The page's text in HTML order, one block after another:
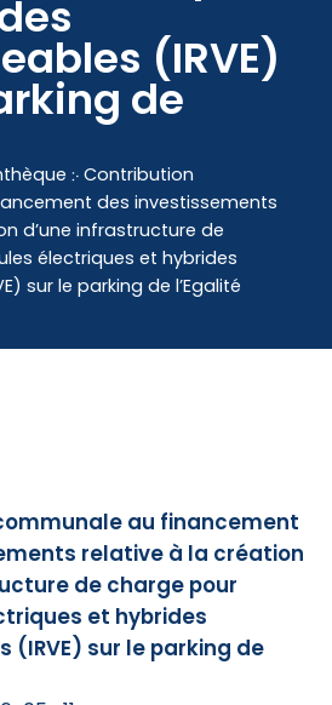
(IRVE)
de
჻ Contribution
des investissements
d’une infrastructure de
électriques et hybrides
sur le parking de l’Egalité
au financement
relative à la création
de charge pour
et hybrides
(IRVE) sur le parking de